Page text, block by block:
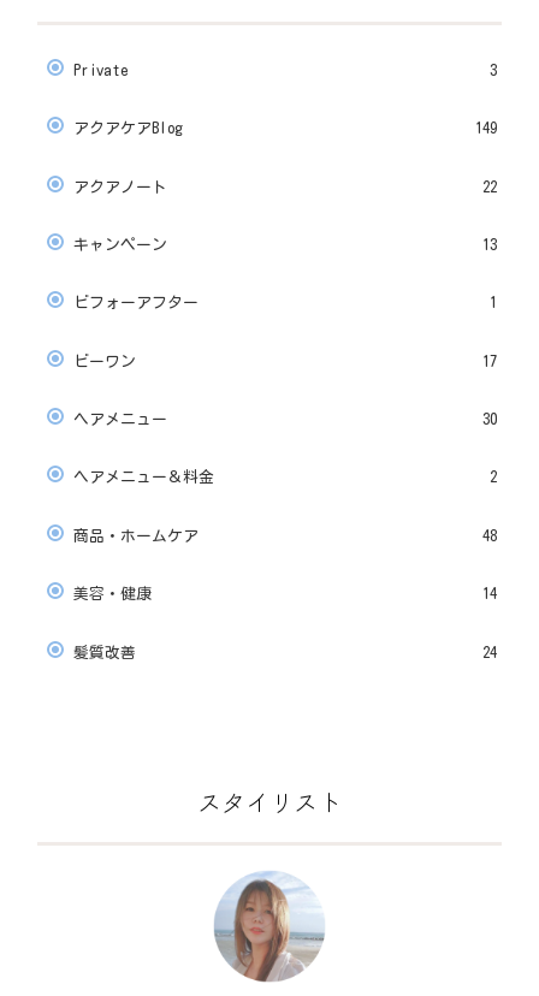
Private 3
アクアケアBlog 149
アクアノート 22
キャンペーン 13
ビフォーアフター 1
ビーワン 17
ヘアメニュー 30
ヘアメニュー＆料金 2
商品・ホームケア 48
美容・健康 14
髪質改善 24
スタイリスト